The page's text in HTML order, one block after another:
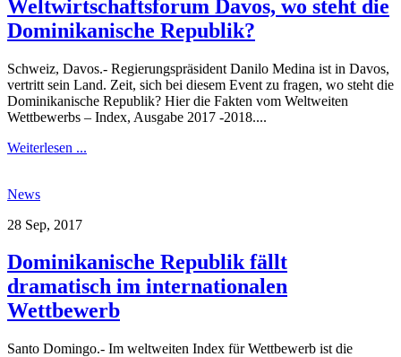
Weltwirtschaftsforum Davos, wo steht die
Dominikanische Republik?
Schweiz, Davos.- Regierungspräsident Danilo Medina ist in Davos,
vertritt sein Land. Zeit, sich bei diesem Event zu fragen, wo steht die
Dominikanische Republik? Hier die Fakten vom Weltweiten
Wettbewerbs – Index, Ausgabe 2017 -2018....
Weiterlesen ...
News
28 Sep, 2017
Dominikanische Republik fällt
dramatisch im internationalen
Wettbewerb
Santo Domingo.- Im weltweiten Index für Wettbewerb ist die